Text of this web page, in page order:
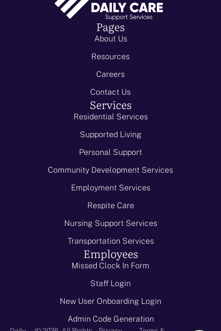
Pages
About Us
Resources
Careers
Contact Us
Services
Residential Services
Supported Living
Personal Support
Community Development Services
Employment Services
Respite Care
Nursing Support Services
Transportation Services
Employees
Missed Clock In Form
Staff Login
New User Onboarding Login
Admin Code Generation
-